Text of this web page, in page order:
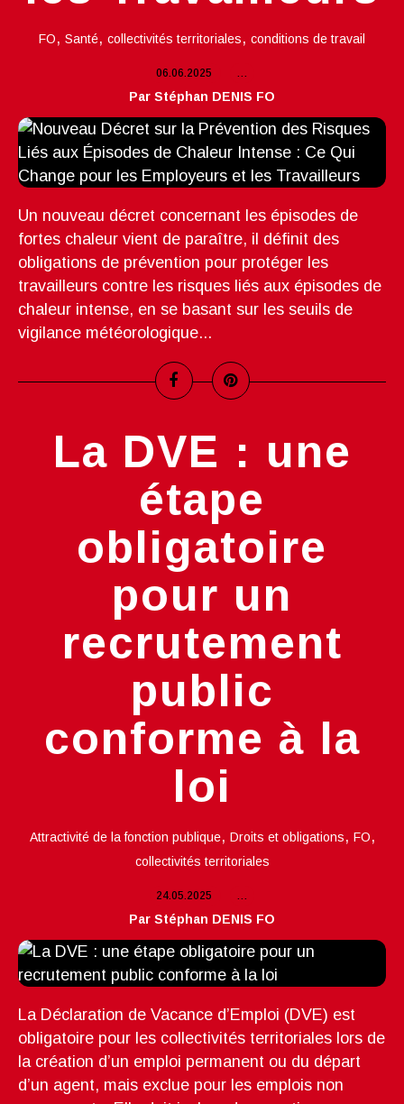
FO, Santé, collectivités territoriales, conditions de travail
06.06.2025 …
Par Stéphan DENIS FO
Un nouveau décret concernant les épisodes de
fortes chaleur vient de paraître, il définit des
obligations de prévention pour protéger les
travailleurs contre les risques liés aux épisodes de
chaleur intense, en se basant sur les seuils de
vigilance météorologique...
La DVE : une
étape
obligatoire
pour un
recrutement
public
conforme à la
loi
Attractivité de la fonction publique, Droits et obligations, FO,
collectivités territoriales
24.05.2025 …
Par Stéphan DENIS FO
La Déclaration de Vacance d’Emploi (DVE) est
obligatoire pour les collectivités territoriales lors de
la création d’un emploi permanent ou du départ
d’un agent, mais exclue pour les emplois non